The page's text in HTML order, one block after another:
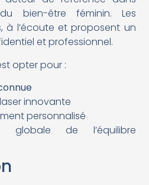
bien-être féminin. Les
à l’écoute et proposent un
et professionnel.
opter pour :
innovante
personnalisé
globale de l’équilibre